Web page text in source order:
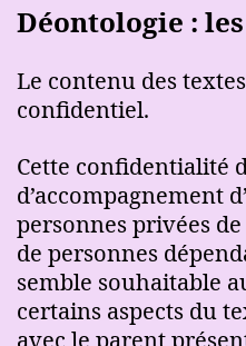
Déontologie :
Le contenu des
confidentiel.
Cette confidentialité
d’accompagnement
personnes privées
de personnes
semble souhaitable
certains aspects du